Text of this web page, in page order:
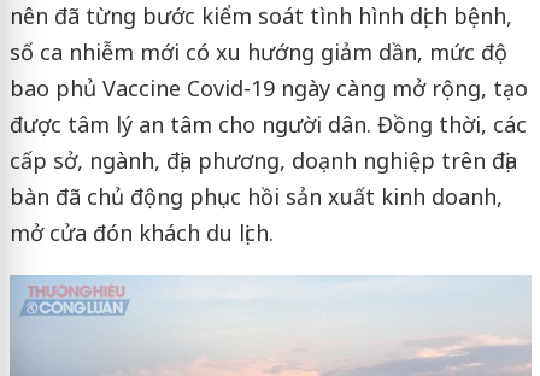
nên đã từng bước kiểm soát tình hình dịch bệnh,
số ca nhiễm mới có xu hướng giảm dần, mức độ
bao phủ Vaccine Covid-19 ngày càng mở rộng, tạo
được tâm lý an tâm cho người dân. Đồng thời, các
cấp sở, ngành, địa phương, doạnh nghiệp trên địa
bàn đã chủ động phục hồi sản xuất kinh doanh,
mở cửa đón khách du lịch.